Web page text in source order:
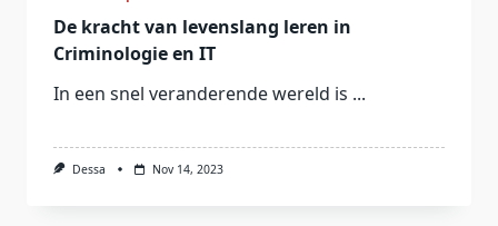
De kracht van levenslang leren in
Criminologie en IT
In een snel veranderende wereld is ...
Dessa Nov 14, 2023